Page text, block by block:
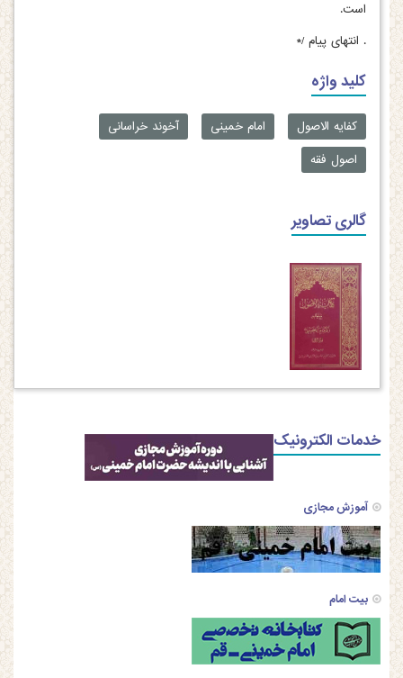
است.
. انتهای پیام /*
کلید واژه
کفایه الاصول امام خمینی
آخوند خراسانی
اصول فقه
گالری تصاویر
خدمات الکترونیک
آموزش مجازی
بیت امام